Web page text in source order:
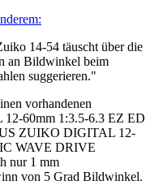
14-54 täuscht über die
an Bildwinkel beim
suggerieren."
vorhandenen
60mm 1:3.5-6.3 EZ ED
ZUIKO DIGITAL 12-
WAVE DRIVE
nur 1 mm
von 5 Grad Bildwinkel.